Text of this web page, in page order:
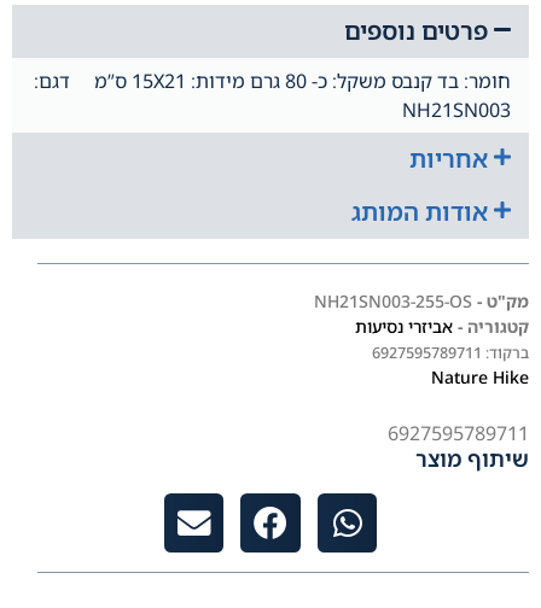
פרטים נוספים
חומר: בד קנבס משקל: כ- 80 גרם מידות: 15X21 ס”מ דגם:
NH21SN003
אחריות
אודות המותג
מק"ט - NH21SN003-255-OS
קטגוריה - אביזרי נסיעות
ברקוד: 6927595789711
Nature Hike
6927595789711
שיתוף מוצר